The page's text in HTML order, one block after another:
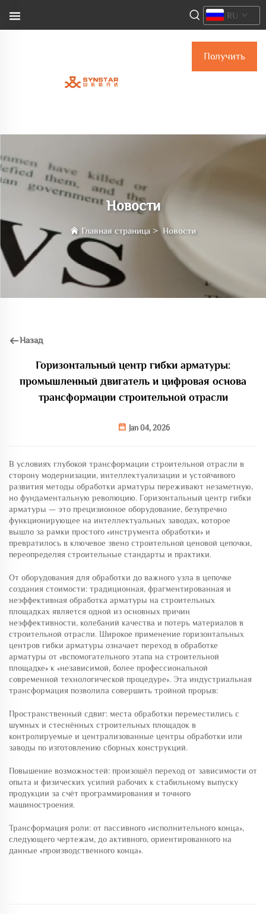
Получить
RU
Новости
Главная страница >Новости
Назад
Горизонтальный центр гибки арматуры:
промышленный двигатель и цифровая основа
трансформации строительной отрасли
Jan 04, 2026
В условиях глубокой трансформации строительной отрасли в
сторону модернизации, интеллектуализации и устойчивого
развития методы обработки арматуры переживают незаметную,
но фундаментальную революцию. Горизонтальный центр гибки
арматуры — это прецизионное оборудование, безупречно
функционирующее на интеллектуальных заводах, которое
вышло за рамки простого «инструмента обработки» и
превратилось в ключевое звено строительной ценовой цепочки,
переопределяя строительные стандарты и практики.
От оборудования для обработки до важного узла в цепочке
создания стоимости: традиционная, фрагментированная и
неэффективная обработка арматуры на строительных
площадках является одной из основных причин
неэффективности, колебаний качества и потерь материалов в
строительной отрасли. Широкое применение горизонтальных
центров гибки арматуры означает переход в обработке
арматуры от «вспомогательного этапа на строительной
площадке» к «независимой, более профессиональной
современной технологической процедуре». Эта индустриальная
трансформация позволила совершить тройной прорыв:
Пространственный сдвиг: места обработки переместились с
шумных и стеснённых строительных площадок в
контролируемые и централизованные центры обработки или
заводы по изготовлению сборных конструкций.
Повышение возможностей: произошёл переход от зависимости от
опыта и физических усилий рабочих к стабильному выпуску
продукции за счёт программирования и точного
машиностроения.
Трансформация роли: от пассивного «исполнительного конца»,
следующего чертежам, до активного, ориентированного на
данные «производственного конца».